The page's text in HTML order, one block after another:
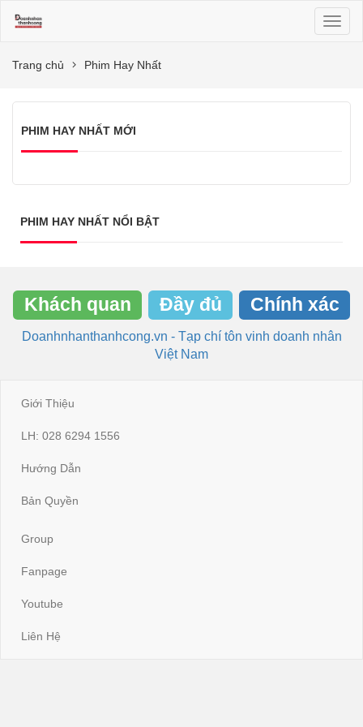
Trang chủ
Phim Hay Nhất
PHIM HAY NHẤT MỚI
PHIM HAY NHẤT NỔI BẬT
Khách quan Đầy đủ Chính xác
Doanhnhanthanhcong.vn - Tạp chí tôn vinh doanh nhân
Việt Nam
Giới Thiệu
LH: 028 6294 1556
Hướng Dẫn
Bản Quyền
Group
Fanpage
Youtube
Liên Hệ